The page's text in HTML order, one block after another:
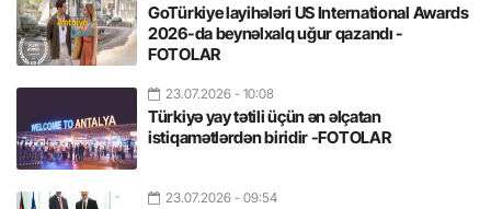
GoTürkiye layihələri US International Awards
2026-da beynəlxalq uğur qazandı -
FOTOLAR
23.07.2026 - 10:08
Türkiyə yay tətili üçün ən əlçatan
istiqamətlərdən biridir -FOTOLAR
23.07.2026 - 09:54